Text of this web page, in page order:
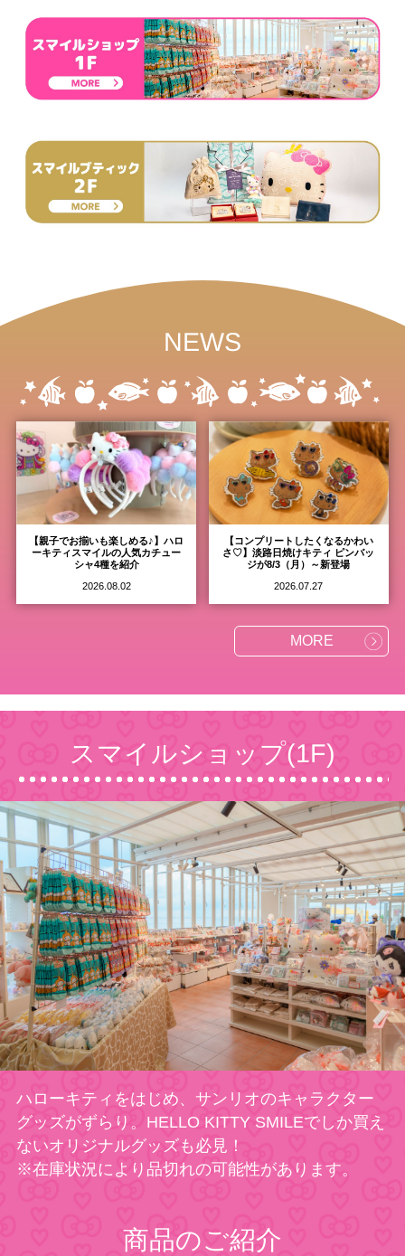
NEWS
【親子でお揃いも楽しめる♪】ハロ
ーキティスマイルの人気カチュー
シャ4種を紹介
2026.08.02
【コンプリートしたくなるかわい
さ♡】淡路日焼けキティ ピンバッ
ジが8/3（月）～新登場
2026.07.27
MORE
スマイルショップ(1F)
ハローキティをはじめ、サンリオのキャラクター
グッズがずらり。HELLO KITTY SMILEでしか買え
ないオリジナルグッズも必見！
※在庫状況により品切れの可能性があります。
商品のご紹介